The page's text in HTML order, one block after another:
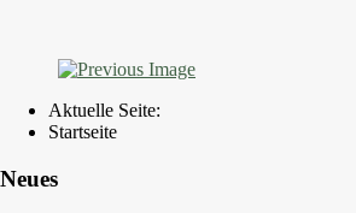
Aktuelle Seite:
Startseite
Neues